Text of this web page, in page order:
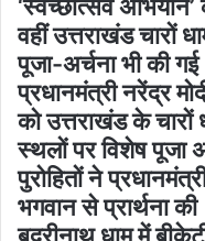
‘स्वच्छोत्सव
वहीं उत्तराखंड चारों
पूजा-अर्चना भी की
प्रधानमंत्री नरेंद्र
को उत्तराखंड के चारों
स्थलों पर विशेष पूजा
पुरोहितों ने
भगवान से प्रार्थना